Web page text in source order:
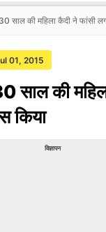
साल की महिला कैदी ने फांसी
01, 2015
साल की
किया
विज्ञापन